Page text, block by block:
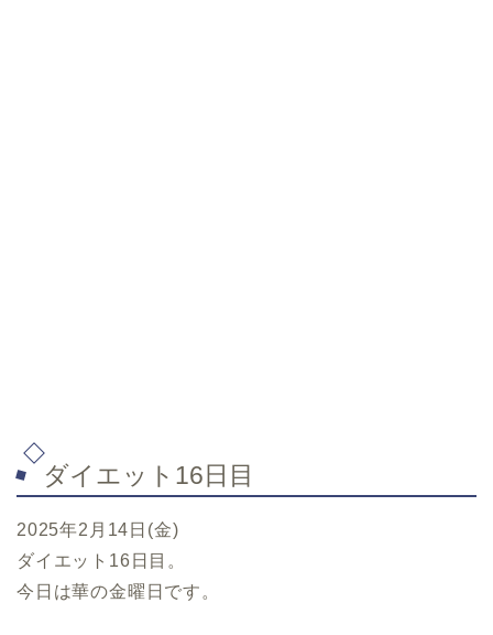
ダイエット16日目
2025年2月14日(金)
ダイエット16日目。
今日は華の金曜日です。